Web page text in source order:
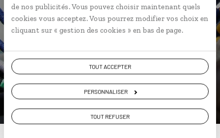
de nos publicités. Vous pouvez choisir maintenant quels
cookies vous acceptez. Vous pourrez modifier vos choix en
cliquant sur « gestion des cookies » en bas de page.
TOUT ACCEPTER
PERSONNALISER
TOUT REFUSER
ou
Construisez votre voyage avec un spécialiste Canada
01 85 08 22 90